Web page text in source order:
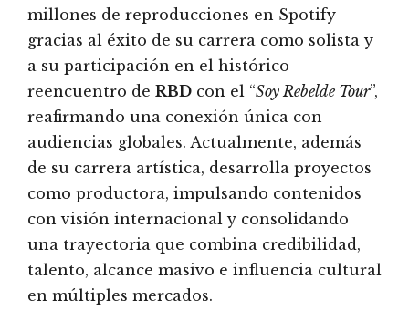
millones de reproducciones en Spotify
gracias al éxito de su carrera como solista y
a su participación en el histórico
reencuentro de RBD con el “Soy Rebelde Tour”,
reafirmando una conexión única con
audiencias globales. Actualmente, además
de su carrera artística, desarrolla proyectos
como productora, impulsando contenidos
con visión internacional y consolidando
una trayectoria que combina credibilidad,
talento, alcance masivo e influencia cultural
en múltiples mercados.